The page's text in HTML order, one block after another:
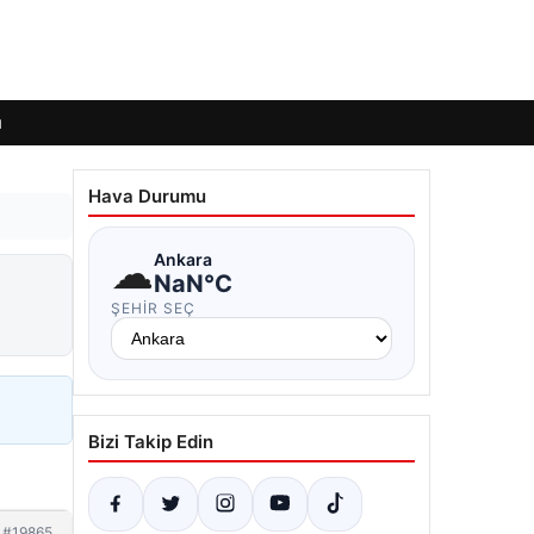
Hava Durumu
☁Ankara
NaN°C
ŞEHIR SEÇ
Bizi Takip Edin